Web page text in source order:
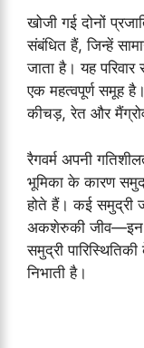
खोजी गई दोनों
संबंधित हैं, जिन्हें
जाता है। यह
एक महत्वपूर्ण समूह
कीचड़, रेत और
रैगवर्म अपनी
भूमिका के कारण
होते हैं। कई
अकशेरुकी जीव—इन
समुद्री
निभाती है।